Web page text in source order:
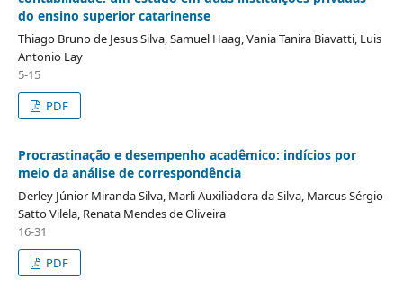
do ensino superior catarinense
Thiago Bruno de Jesus Silva, Samuel Haag, Vania Tanira Biavatti, Luis
Antonio Lay
5-15
PDF
Procrastinação e desempenho acadêmico: indícios por
meio da análise de correspondência
Derley Júnior Miranda Silva, Marli Auxiliadora da Silva, Marcus Sérgio
Satto Vilela, Renata Mendes de Oliveira
16-31
PDF